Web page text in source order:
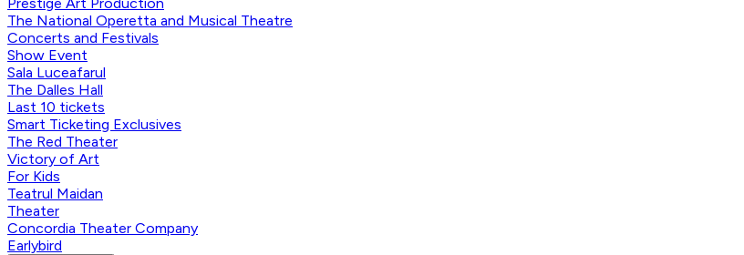
The National Operetta and Musical Theatre
Concerts and Festivals
Show Event
Sala Luceafarul
The Dalles Hall
Last 10 tickets
Smart Ticketing Exclusives
The Red Theater
Victory of Art
For Kids
Teatrul Maidan
Theater
Concordia Theater Company
Earlybird